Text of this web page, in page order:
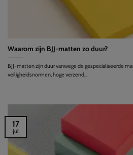
Waarom zijn BJJ-matten zo duur?
BJJ-matten zijn duur vanwege de gespecialiseerde
veiligheidsnormen, hoge verzend...
17
jul